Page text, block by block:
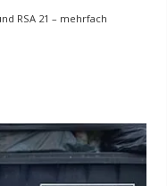
RSA 21 – mehrfach